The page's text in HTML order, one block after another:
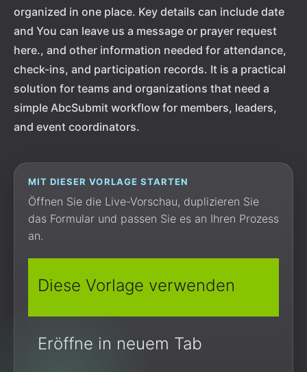
organized in one place. Key details can include date
and You can leave us a message or prayer request
here., and other information needed for attendance,
check-ins, and participation records. It is a practical
solution for teams and organizations that need a
simple AbcSubmit workflow for members, leaders,
and event coordinators.
MIT DIESER VORLAGE STARTEN
Öffnen Sie die Live-Vorschau, duplizieren Sie
das Formular und passen Sie es an Ihren Prozess
an.
Diese Vorlage verwenden
Eröffne in neuem Tab